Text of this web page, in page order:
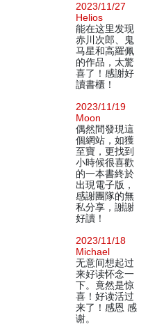
2023/11/27
Helios
能在这里发现
赤川次郎、鬼
马星和高羅佩
的作品，太驚
喜了！感謝好
讀書櫃！
2023/11/19
Moon
偶然間發現這
個網站，如獲
至寶，更找到
小時候很喜歡
的一本書終於
出現電子版，
感謝團隊的無
私分享，謝謝
好讀！
2023/11/18
Michael
无意间想起过
来好读怀念一
下。竟然是惊
喜！好读活过
来了！感恩 感
谢。